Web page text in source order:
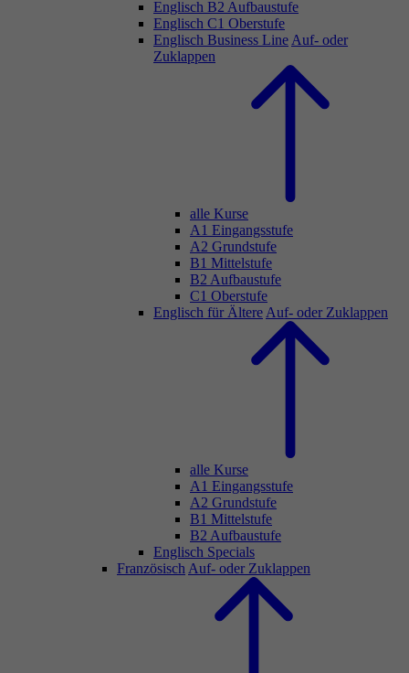
Englisch B2 Aufbaustufe
Englisch C1 Oberstufe
Englisch Business Line Auf- oder
Zuklappen
alle Kurse
A1 Eingangsstufe
A2 Grundstufe
B1 Mittelstufe
B2 Aufbaustufe
C1 Oberstufe
Englisch für Ältere Auf- oder Zuklappen
alle Kurse
A1 Eingangsstufe
A2 Grundstufe
B1 Mittelstufe
B2 Aufbaustufe
Englisch Specials
Französisch Auf- oder Zuklappen